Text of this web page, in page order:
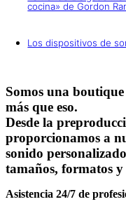
cocina» de Gordon
Los dispositivos de
Somos una
más que eso.
Desde la
proporcionamos a
sonido
tamaños, formatos y
Asistencia 24/7 de